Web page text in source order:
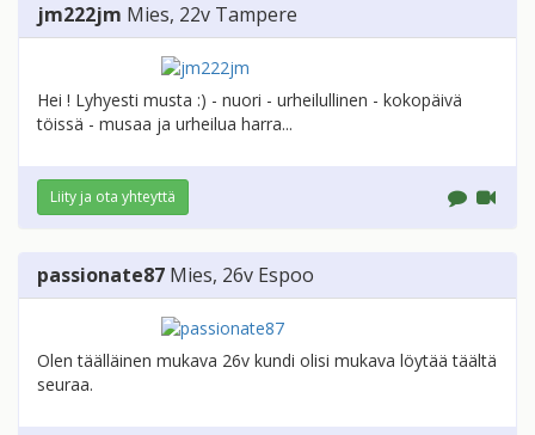
jm222jm Mies, 22v Tampere
Hei ! Lyhyesti musta :) - nuori - urheilullinen - kokopäivä
töissä - musaa ja urheilua harra...
Liity ja ota yhteyttä
passionate87 Mies, 26v Espoo
Olen täälläinen mukava 26v kundi olisi mukava löytää täältä
seuraa.